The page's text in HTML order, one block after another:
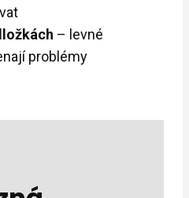
– levné
problémy